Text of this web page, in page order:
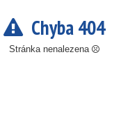
Chyba 404
Stránka nenalezena